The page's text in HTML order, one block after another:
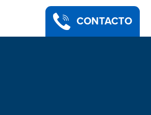
CONTACTO